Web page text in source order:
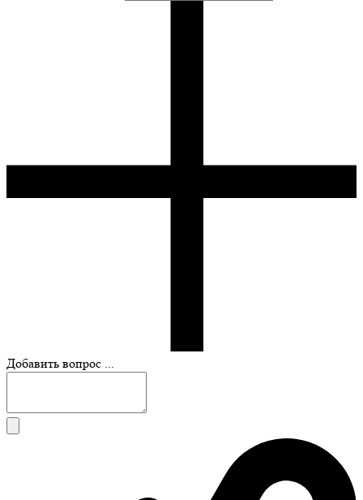
Добавить вопрос ...